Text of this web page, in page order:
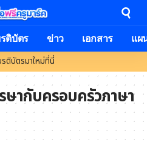
ติบัตร ข่าว เอกสาร แผ
ติบัตรมาใหม่ที่นี่
ษากับครอบครัวภาษา